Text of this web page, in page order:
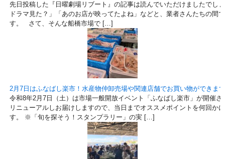
先日投稿した『日曜劇場リブート』の記事は読んでいただけましたでし
ドラマ見た？」「あのお店が映ってたよね」などと、業者さんたちの間
す。 さて、そんな船橋市場で […]
2月7日はふなばし楽市！水産物仲卸売場や関連店舗でお買い物ができま
令和8年2月7日（土）は市場一般開放イベント「ふなばし楽市」が開催
リニューアルしお届けしますので、当日までオススメポイントを何回か
す。 ※「旬を探そう！スタンプラリー」の実 […]